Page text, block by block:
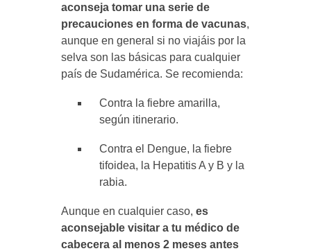
aconseja tomar una serie de
precauciones en forma de vacunas,
aunque en general si no viajáis por la
selva son las básicas para cualquier
país de Sudamérica. Se recomienda:
Contra la fiebre amarilla,
según itinerario.
Contra el Dengue, la fiebre
tifoidea, la Hepatitis A y B y la
rabia.
Aunque en cualquier caso, es
aconsejable visitar a tu médico de
cabecera al menos 2 meses antes